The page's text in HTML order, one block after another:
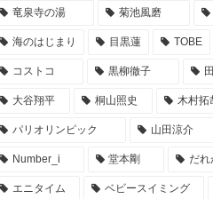
竜泉寺の湯 菊池風磨
海のはじまり 目黒蓮 TOBE
コストコ 黒柳徹子
大谷翔平 桐山照史 木村拓
パリオリンピック 山田涼介
Number_i 堂本剛 だ
エニタイム ベビースイミング